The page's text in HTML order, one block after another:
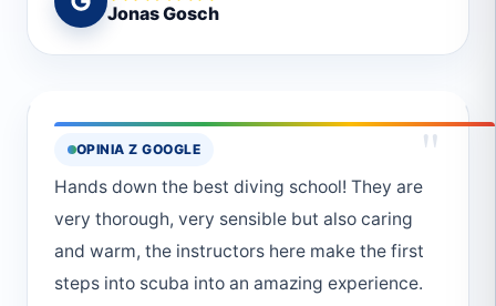
made the whole experience unforgettable. I
completed my Open Water Diver certification
learning and fun. After that, I enjoyed several
fun dives that were simply breathtaking.The
reefs in Marsa Alam are stunning, with an
incredible variety of marine life. Every dive
felt like a new adventure. This was without a
doubt one of the highlights of my trip to
Jonas Gosch
OPINIA Z GOOGLE "
Hands down the best diving school! They are
very thorough, very sensible but also caring
and warm, the instructors here make the first
steps into scuba into an amazing experience.